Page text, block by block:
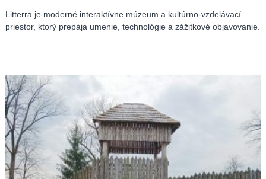
Litterra je moderné interaktívne múzeum a kultúrno-vzdelávací
priestor, ktorý prepája umenie, technológie a zážitkové objavovanie.